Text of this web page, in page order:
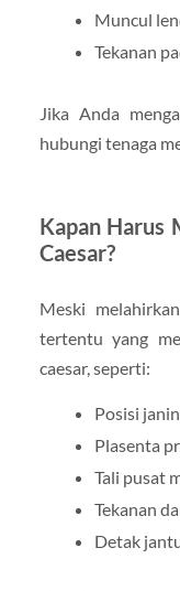
Muncul
Tekanan
Jika Anda
hubungi tenaga
Kapan Harus
Caesar?
Meski
tertentu yang
caesar, seperti:
Posisi
Plasenta
Tali pusat
Tekanan
Detak